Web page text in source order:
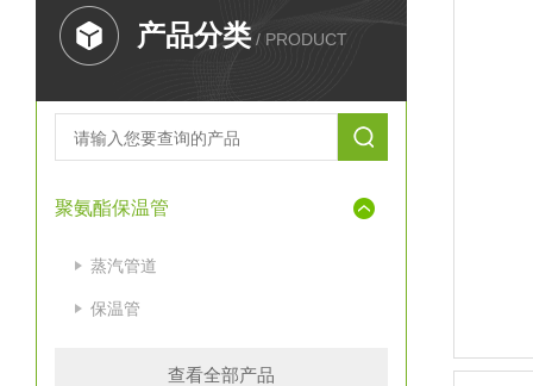
产品分类 / PRODUCT
聚氨酯保温管
蒸汽管道
保温管
查看全部产品